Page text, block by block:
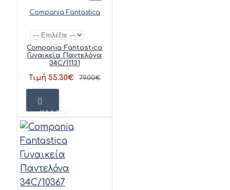
Compania Fantastica
Compania Fantastica
Γυναικεία Παντελόνα
34C/11131
Τιμή 55.30€ 79.00€
ΚΑΛΆΘΙ